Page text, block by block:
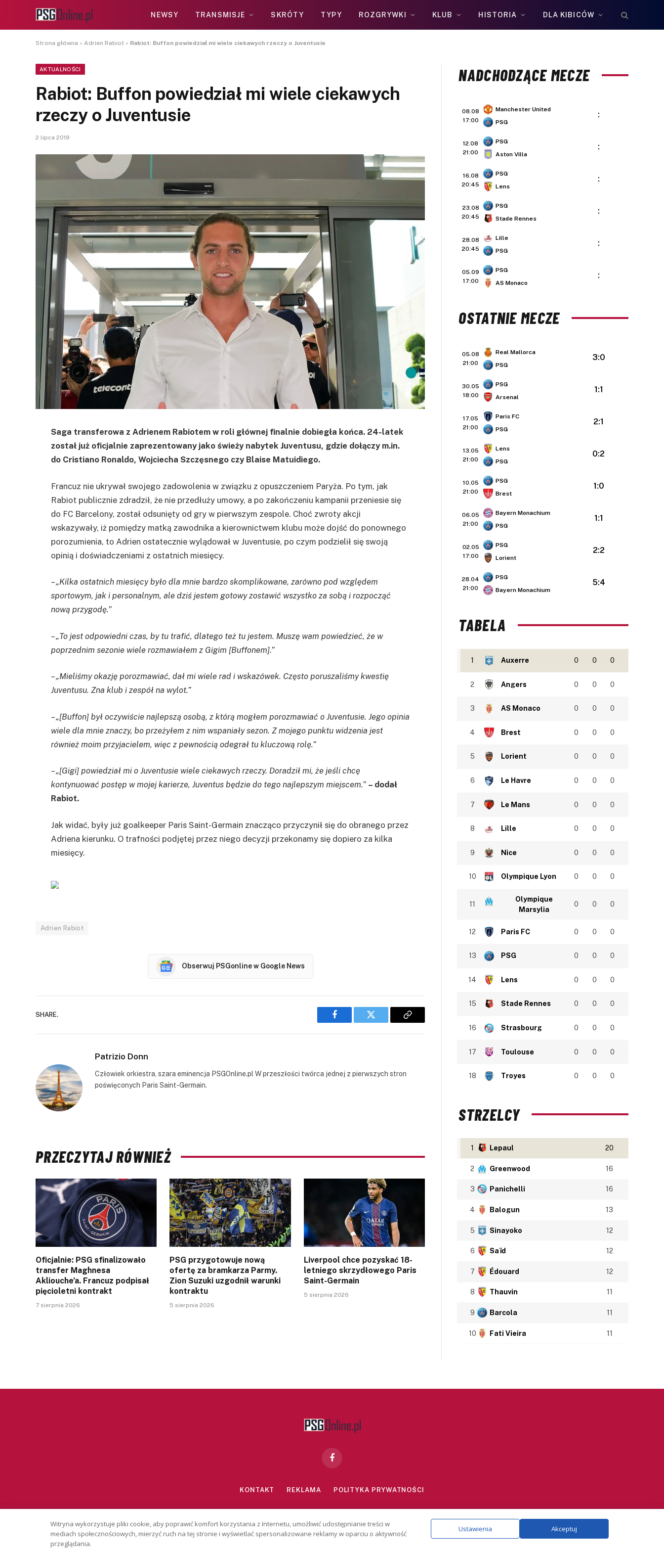
NEWSY TRANSMISJE SKRÓTY TYPY ROZGRYWKI KLUB HISTORIA DLA KIBICÓW
Strona główna » Adrien Rabiot » Rabiot: Buffon powiedział mi wiele ciekawych rzeczy o Juventusie
AKTUALNOŚCI
Rabiot: Buffon powiedział mi wiele ciekawych
rzeczy o Juventusie
2 lipca 2019
Saga transferowa z Adrienem Rabiotem w roli głównej finalnie dobiegła końca. 24-latek
został już oficjalnie zaprezentowany jako świeży nabytek Juventusu, gdzie dołączy m.in.
do Cristiano Ronaldo, Wojciecha Szczęsnego czy Blaise Matuidiego.
Francuz nie ukrywał swojego zadowolenia w związku z opuszczeniem Paryża. Po tym, jak
Rabiot publicznie zdradził, że nie przedłuży umowy, a po zakończeniu kampanii przeniesie się
do FC Barcelony, został odsunięty od gry w pierwszym zespole. Choć zwroty akcji
wskazywały, iż pomiędzy matką zawodnika a kierownictwem klubu może dojść do ponownego
porozumienia, to Adrien ostatecznie wylądował w Juventusie, po czym podzielił się swoją
opinią i doświadczeniami z ostatnich miesięcy.
– „Kilka ostatnich miesięcy było dla mnie bardzo skomplikowane, zarówno pod względem
sportowym, jak i personalnym, ale dziś jestem gotowy zostawić wszystko za sobą i rozpocząć
nową przygodę.”
– „To jest odpowiedni czas, by tu trafić, dlatego też tu jestem. Muszę wam powiedzieć, że w
poprzednim sezonie wiele rozmawiałem z Gigim [Buffonem].”
– „Mieliśmy okazję porozmawiać, dał mi wiele rad i wskazówek. Często poruszaliśmy kwestię
Juventusu. Zna klub i zespół na wylot.”
– „[Buffon] był oczywiście najlepszą osobą, z którą mogłem porozmawiać o Juventusie. Jego opinia
wiele dla mnie znaczy, bo przeżyłem z nim wspaniały sezon. Z mojego punktu widzenia jest
również moim przyjacielem, więc z pewnością odegrał tu kluczową rolę.”
– „[Gigi] powiedział mi o Juventusie wiele ciekawych rzeczy. Doradził mi, że jeśli chcę
kontynuować postęp w mojej karierze, Juventus będzie do tego najlepszym miejscem.” – dodał
Rabiot.
Jak widać, były już goalkeeper Paris Saint-Germain znacząco przyczynił się do obranego przez
Adriena kierunku. O trafności podjętej przez niego decyzji przekonamy się dopiero za kilka
miesięcy.
Adrien Rabiot
Obserwuj PSGonline w Google News
SHARE.
Facebook Twitter
Copy
Patrizio Donn
Człowiek orkiestra, szara eminencja PSGOnline.pl W przeszłości twórca jednej z pierwszych stron
poświęconych Paris Saint-Germain.
PRZECZYTAJ RÓWNIEŻ
Oficjalnie: PSG sfinalizowało
transfer Maghnesa
Akliouche’a. Francuz podpisał
pięcioletni kontrakt
7 sierpnia 2026
PSG przygotowuje nową
ofertę za bramkarza Parmy.
Zion Suzuki uzgodnił warunki
kontraktu
5 sierpnia 2026
Liverpool chce pozyskać 18-
letniego skrzydłowego Paris
Saint-Germain
5 sierpnia 2026
NADCHODZĄCE MECZE
08.08
17:00
Manchester United
PSG
:
12.08
21:00
PSG
Aston Villa
:
16.08
20:45
PSG
Lens
:
23.08
20:45
PSG
Stade Rennes
:
28.08
20:45
Lille
PSG
:
05.09
17:00
PSG
AS Monaco
:
OSTATNIE MECZE
05.08
21:00
Real Mallorca
PSG
3:0
30.05
18:00
PSG
Arsenal
1:1
17.05
21:00
Paris FC
PSG
2:1
13.05
21:00
Lens
PSG
0:2
10.05
21:00
PSG
Brest
1:0
06.05
21:00
Bayern Monachium
PSG
1:1
02.05
17:00
PSG
Lorient
2:2
28.04
21:00
PSG
Bayern Monachium
5:4
TABELA
1 Auxerre 0 0 0
2 Angers 0 0 0
3 AS Monaco 0 0 0
4 Brest 0 0 0
5 Lorient 0 0 0
6 Le Havre 0 0 0
7 Le Mans 0 0 0
8 Lille 0 0 0
9 Nice 0 0 0
10 Olympique Lyon 0 0 0
11
Olympique
Marsylia
0 0 0
12 Paris FC 0 0 0
13 PSG 0 0 0
14 Lens 0 0 0
15 Stade Rennes 0 0 0
16 Strasbourg 0 0 0
17 Toulouse 0 0 0
18 Troyes 0 0 0
STRZELCY
1 Lepaul 20
2 Greenwood 16
3 Panichelli 16
4 Balogun 13
5 Sinayoko 12
6 Saïd 12
7 Édouard 12
8 Thauvin 11
9 Barcola 11
10 Fati Vieira 11
Facebook
KONTAKT REKLAMA POLITYKA PRYWATNOŚCI
Copyright © 2026 PSGonline.pl
Witryna wykorzystuje pliki cookie, aby poprawić komfort korzystania z Internetu, umożliwić udostępnianie treści w
mediach społecznościowych, mierzyć ruch na tej stronie i wyświetlać spersonalizowane reklamy w oparciu o aktywność
przeglądania.
Ustawienia Akceptuj